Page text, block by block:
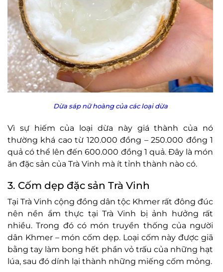
Dừa sáp nữ hoàng của các loại dừa
Vì sự hiếm của loại dừa này giá thành của nó
thường khá cao từ 120.000 đồng – 250.000 đồng 1
quả có thể lên đến 600.000 đồng 1 quả. Đây là món
ăn đặc sản của Trà Vinh mà ít tỉnh thành nào có.
3. Cốm dẹp đặc sản Trà Vinh
Tại Trà Vinh cộng đồng dân tộc Khmer rất đông đúc
nên nền ẩm thực tại Trà Vinh bị ảnh hưởng rất
nhiều. Trong đó có món truyền thống của người
dân Khmer – món cốm dẹp. Loại cốm này được giã
bằng tay làm bong hết phần vỏ trấu của những hạt
lúa, sau đó dính lại thành những miếng cốm mỏng.